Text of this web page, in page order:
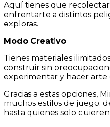
Aquí tienes que
enfrentarte a distintos
exploras.
Modo Creativo
Tienes materiales
construir sin
experimentar y hacer arte
Gracias a estas opciones,
muchos estilos de juego:
hasta quienes solo